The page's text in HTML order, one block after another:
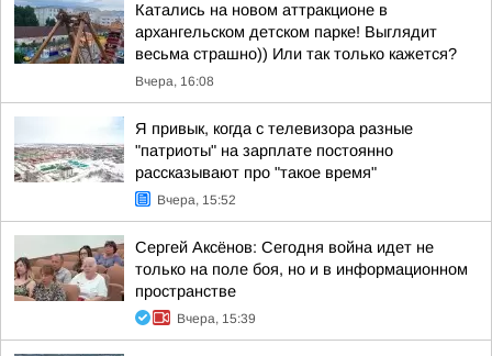
Катались на новом аттракционе в
архангельском детском парке! Выглядит
весьма страшно)) Или так только кажется?
Вчера, 16:08
Я привык, когда с телевизора разные
"патриоты" на зарплате постоянно
рассказывают про "такое время"
Вчера, 15:52
Сергей Аксёнов: Сегодня война идет не
только на поле боя, но и в информационном
пространстве
Вчера, 15:39